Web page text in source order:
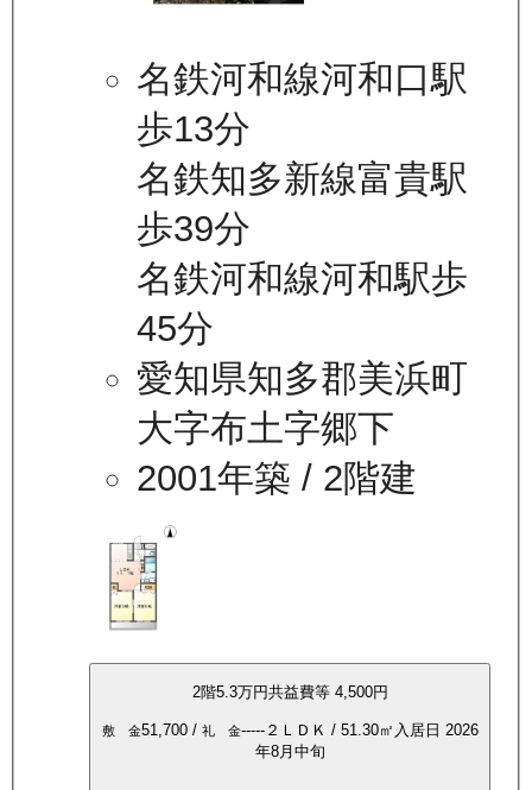
名鉄河和線河和口駅
歩13分
名鉄知多新線富貴駅
歩39分
名鉄河和線河和駅歩
45分
愛知県知多郡美浜町
大字布土字郷下
2001年築 / 2階建
2階5.3万円共益費等 4,500円
敷 金51,700/ 礼 金-----２ＬＤＫ / 51.30㎡ 入居日 2026
年8月中旬